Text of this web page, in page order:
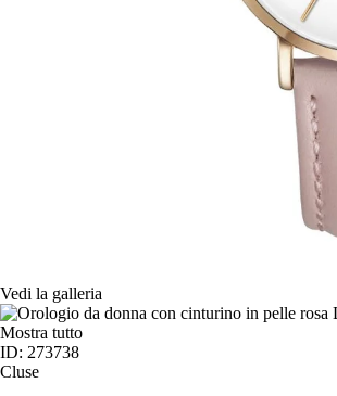
Vedi la galleria
Mostra tutto
ID: 273738
Cluse